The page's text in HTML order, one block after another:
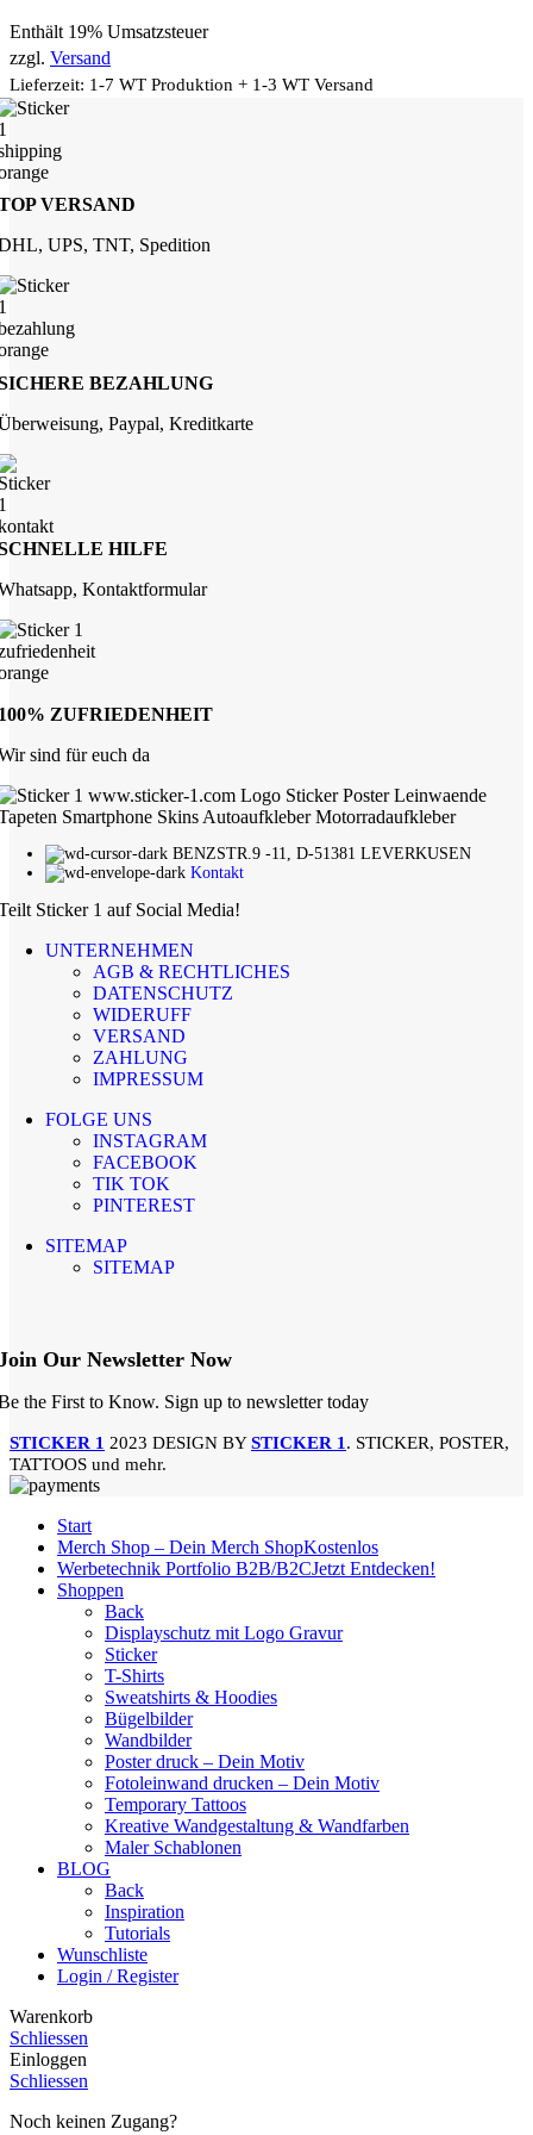
Enthält 19% Umsatzsteuer
zzgl. Versand
Lieferzeit: 1-7 WT Produktion + 1-3 WT Versand
VERSAND
UPS, TNT, Spedition
BEZAHLUNG
Paypal, Kreditkarte
HILFE
Kontaktformular
ZUFRIEDENHEIT
sind für euch da
BENZSTR.9 -11, D-51381 LEVERKUSEN
Kontakt
Sticker 1 auf Social Media!
UNTERNEHMEN
AGB & RECHTLICHES
DATENSCHUTZ
WIDERUFF
VERSAND
ZAHLUNG
IMPRESSUM
FOLGE UNS
INSTAGRAM
FACEBOOK
TIK TOK
PINTEREST
SITEMAP
SITEMAP
Our Newsletter Now
the First to Know. Sign up to newsletter today
STICKER 1 2023 DESIGN BYSTICKER 1 . STICKER, POSTER,
TATTOOS und mehr.
Start
Merch Shop – Dein Merch ShopKostenlos
Werbetechnik Portfolio B2B/B2CJetzt Entdecken!
Shoppen
Back
Displayschutz mit Logo Gravur
Sticker
T-Shirts
Sweatshirts & Hoodies
Bügelbilder
Wandbilder
Poster druck – Dein Motiv
Fotoleinwand drucken – Dein Motiv
Temporary Tattoos
Kreative Wandgestaltung & Wandfarben
Maler Schablonen
BLOG
Back
Inspiration
Tutorials
Wunschliste
Login / Register
Warenkorb
Schliessen
Einloggen
Schliessen
Noch keinen Zugang?